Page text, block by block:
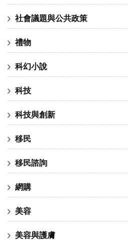
社會議題與公共政策
禮物
科幻小說
科技
科技與創新
移民
移民諮詢
網購
美容
美容與護膚